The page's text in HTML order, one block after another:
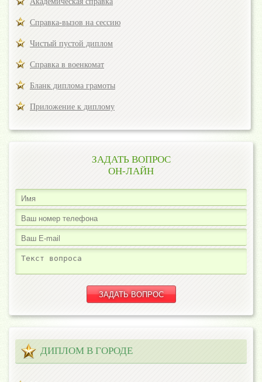
Справка-вызов на сессию
Чистый пустой диплом
Справка в военкомат
Бланк диплома грамоты
Приложение к диплому
ЗАДАТЬ ВОПРОС
ОН-ЛАЙН
ДИПЛОМ В ГОРОДЕ